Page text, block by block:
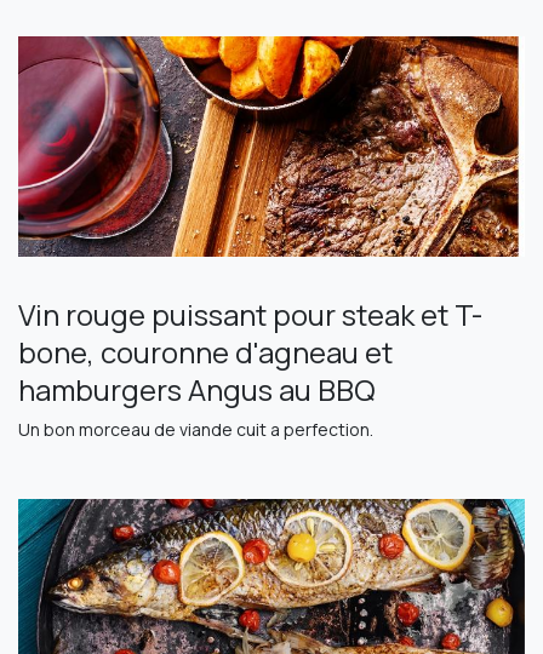
Vin rouge puissant pour steak et T-
bone, couronne d'agneau et
hamburgers Angus au BBQ
Un bon morceau de viande cuit a perfection.